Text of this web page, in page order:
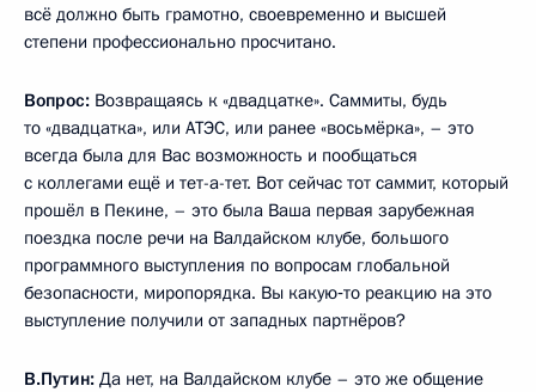
всё должно быть грамотно, своевременно и высшей
степени профессионально просчитано.
Вопрос: Возвращаясь к «двадцатке». Саммиты, будь
то «двадцатка», или АТЭС, или ранее «восьмёрка», – это
всегда была для Вас возможность и пообщаться
с коллегами ещё и тет-а-тет. Вот сейчас тот саммит, который
прошёл в Пекине, – это была Ваша первая зарубежная
поездка после речи на Валдайском клубе, большого
программного выступления по вопросам глобальной
безопасности, миропорядка. Вы какую‑то реакцию на это
выступление получили от западных партнёров?
В.Путин: Да нет, на Валдайском клубе – это же общение